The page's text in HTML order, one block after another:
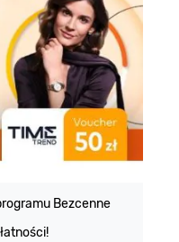
Bezcenne